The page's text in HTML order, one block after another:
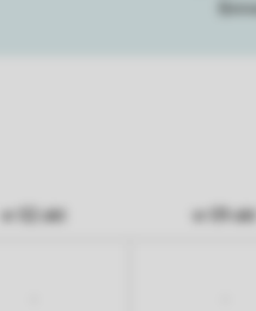
vr 02 okt vr 09 okt